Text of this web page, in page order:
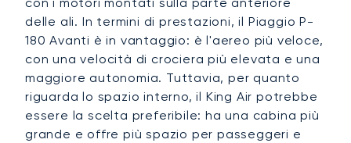
delle ali. In termini di prestazioni, il Piaggio P-
180 Avanti è in vantaggio: è l'aereo più veloce,
con una velocità di crociera più elevata e una
maggiore autonomia. Tuttavia, per quanto
riguarda lo spazio interno, il King Air potrebbe
essere la scelta preferibile: ha una cabina più
grande e offre più spazio per passeggeri e